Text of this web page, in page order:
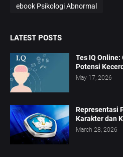
ebook Psikologi Abnormal
LATEST POSTS
Tes IQ
Potensi
May 17, 2026
Representasi
Karakter dan
March 28, 2026